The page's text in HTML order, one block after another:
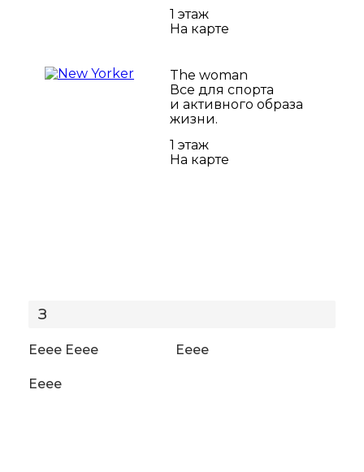
1 этаж
На карте
The woman
Все для спорта
и активного образа
жизни.
1 этаж
На карте
З
Ееее Ееее Ееее
Ееее